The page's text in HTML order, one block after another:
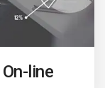
line